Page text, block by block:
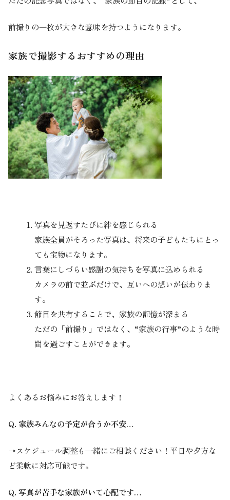
前撮りの一枚が大きな意味を持つようになります。
家族で撮影するおすすめの理由
写真を見返すたびに絆を感じられる
家族全員がそろった写真は、将来の子どもたちにとっ
ても宝物になります。
言葉にしづらい感謝の気持ちを写真に込められる
カメラの前で並ぶだけで、互いへの想いが伝わりま
す。
節目を共有することで、家族の記憶が深まる
ただの「前撮り」ではなく、“家族の行事”のような時
間を過ごすことができます。
よくあるお悩みにお答えします！
Q. 家族みんなの予定が合うか不安…
→スケジュール調整も一緒にご相談ください！平日や夕方な
ど柔軟に対応可能です。
Q. 写真が苦手な家族がいて心配です…